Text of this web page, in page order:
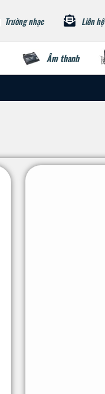
Trường nhạc Liên hệ
Âm thanh